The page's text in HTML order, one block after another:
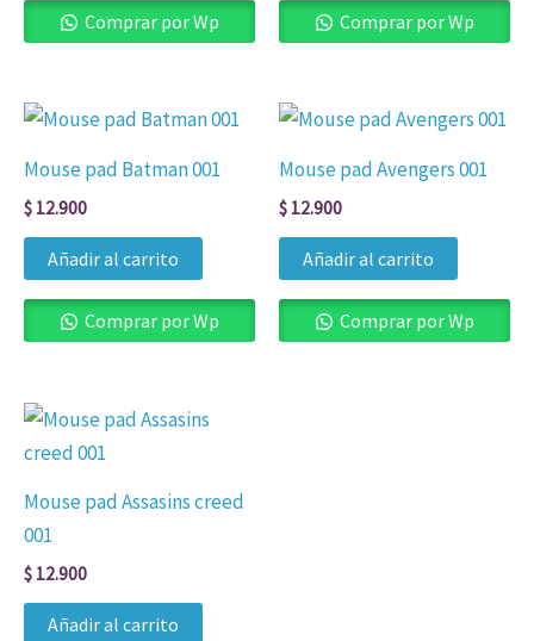
Comprar por Wp Comprar por Wp
Mouse pad Batman 001
$ 12.900
Añadir al carrito
Comprar por Wp
Mouse pad Avengers 001
$ 12.900
Añadir al carrito
Comprar por Wp
Mouse pad Assasins creed
001
$ 12.900
Añadir al carrito